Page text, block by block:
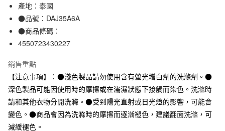
合作金庫商業銀行
華南商業銀行
上海商業儲蓄銀行
臺灣中小企業銀行
匯豐（台灣）商業銀行
聯邦商業銀行
元大商業銀行
永豐商業銀行
玉山商業銀行
星展（台灣）商業銀行
台新國際商業銀行
中國信託商業銀行
台灣樂天信用卡公司
超商取貨付款
LINE Pay
Apple Pay
街口支付
悠遊付
運送方式
全家取貨付款
產地：泰國
●品號：DAJ35A6A
●商品條碼：
4550723430227
銷售重點
【注意事項】：●淺色製品請勿使用含有螢光增白劑的洗滌劑。●
深色製品可能因使用時的摩擦或在濡濕狀態下接觸而染色。洗滌時
請和其他衣物分開洗滌。●受到陽光直射或日光燈的影響，可能會
變色。●商品會因為洗滌時的摩擦而逐漸褪色，建議翻面洗滌，可
減緩褪色。